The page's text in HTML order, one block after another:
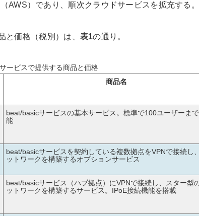
AWS）であり、順次クラウドサービスを拡充する。
価格（税別）は、 表1の通り。
ービスで提供する商品と価格
商品名
beat/basicサービスの基本サービス。標準で100ユーザーま
能
beat/basicサービスを契約している複数拠点をVPNで接続し
ットワークを構築するオプションサービス
beat/basicサービス（ハブ拠点）にVPNで接続し、スター型
ットワークを構築するサービス。IPoE接続機能を搭載